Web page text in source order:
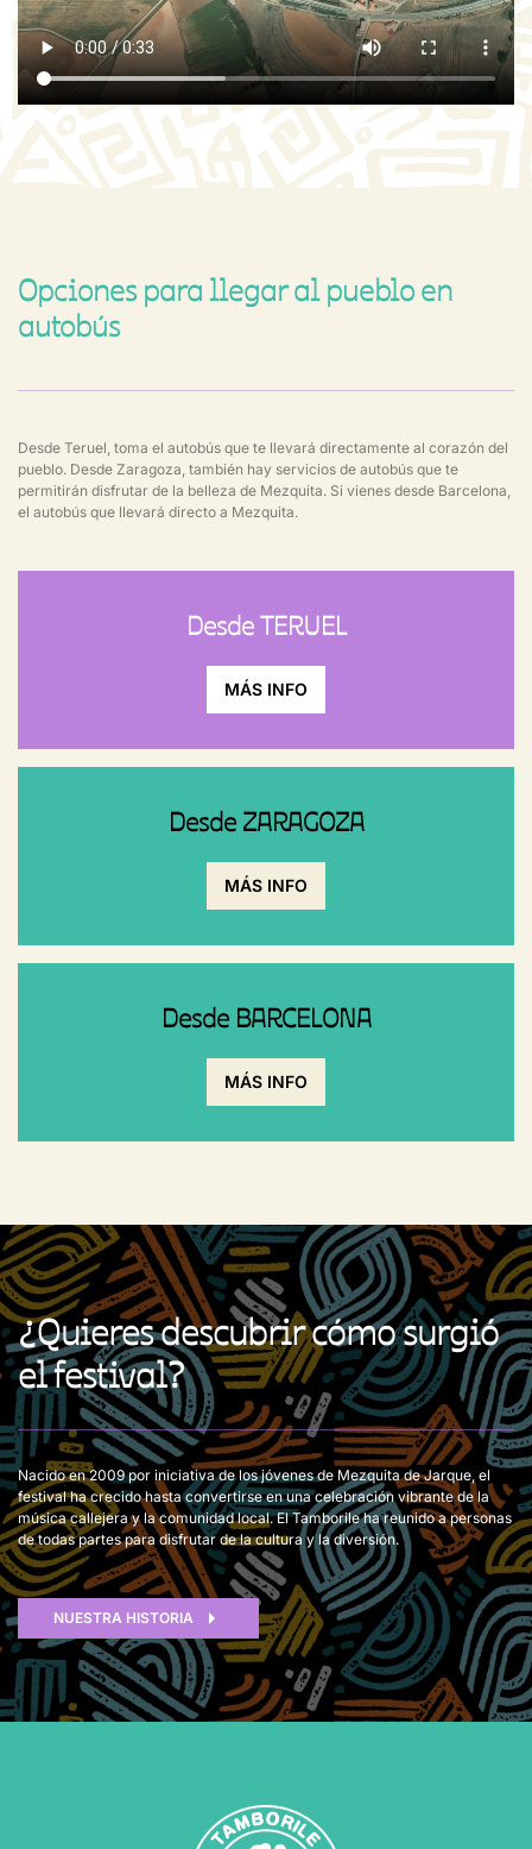
Opciones para llegar al pueblo en
autobús
Desde Teruel, toma el autobús que te llevará directamente al corazón del
pueblo. Desde Zaragoza, también hay servicios de autobús que te
permitirán disfrutar de la belleza de Mezquita. Si vienes desde Barcelona,
el autobús que llevará directo a Mezquita.
Desde TERUEL
MÁS INFO
Desde ZARAGOZA
MÁS INFO
Desde BARCELONA
MÁS INFO
¿Quieres descubrir cómo surgió
el festival?
Nacido en 2009 por iniciativa de los jóvenes de Mezquita de Jarque, el
festival ha crecido hasta convertirse en una celebración vibrante de la
música callejera y la comunidad local. El Tamborile ha reunido a personas
de todas partes para disfrutar de la cultura y la diversión.
NUESTRA HISTORIA